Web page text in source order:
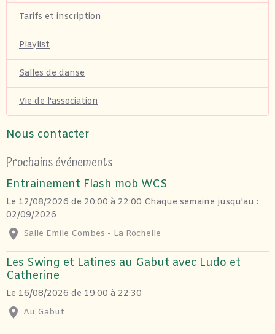
Tarifs et inscription
Playlist
Salles de danse
Vie de l'association
Nous contacter
Prochains événements
Entrainement Flash mob WCS
Le 12/08/2026 de 20:00 à 22:00 Chaque semaine jusqu'au :
02/09/2026
Salle Emile Combes - La Rochelle
Les Swing et Latines au Gabut avec Ludo et
Catherine
Le 16/08/2026 de 19:00 à 22:30
Au Gabut